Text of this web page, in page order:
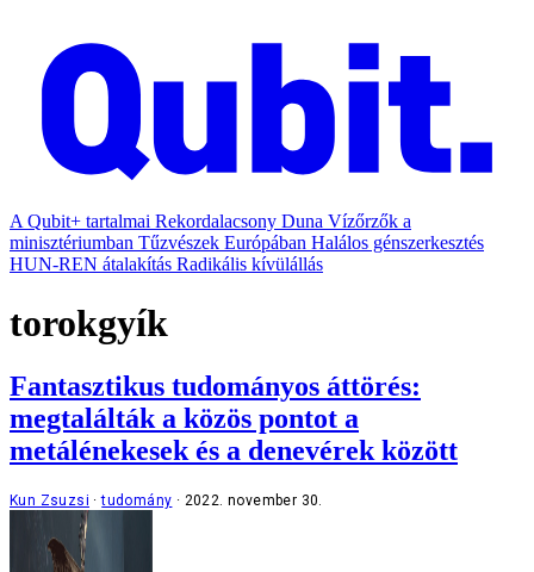
A Qubit+ tartalmai Rekordalacsony Duna Vízőrzők a
minisztériumban Tűzvészek Európában Halálos génszerkesztés
HUN-REN átalakítás Radikális kívülállás
torokgyík
Fantasztikus tudományos áttörés:
megtalálták a közös pontot a
metálénekesek és a denevérek között
Kun Zsuzsi tudomány 2022. november 30.